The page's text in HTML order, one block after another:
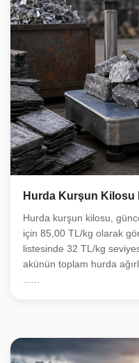
Hurda Kurşun Kilosu
Hurda kurşun kilosu,
için 85,00 TL/kg olarak
listesinde 32 TL/kg
akünün toplam hurda